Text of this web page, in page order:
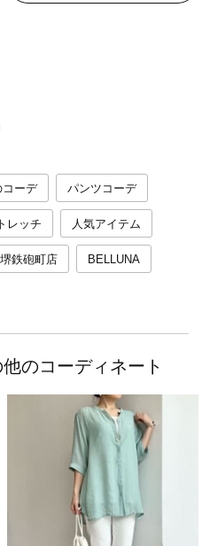
コーデ パンツコーデ
レッチ 人気アイテム
鉄砲町店 BELLUNA
のコーディネート